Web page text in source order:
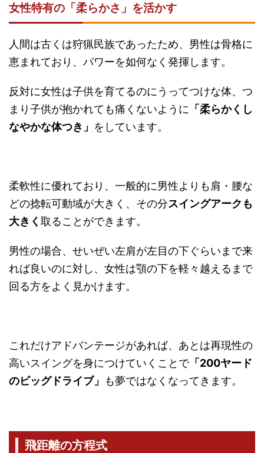
女性特有の「柔らかさ」を活かす
人間は古くは狩猟民族であったため、男性は骨格に
恵まれており、パワーを如何なく発揮します。
反対に女性は子供を育てるのにうってつけな体、つ
まり子供が抱かれても痛くないように 「柔らかくし
なやかな体つき」 をしています。
柔軟性に優れており、一般的に男性よりも肩・腰な
どの捻転可動域が大きく、その分スイングアークも
大きく 取ることができます。
男性の場合、せいぜい左肩が左目の下ぐらいまで来
れば良いのに対し、女性は顎の下を軽々越えるまで
回る方をよく見かけます。
これだけアドバンテージがあれば、あとは再現性の
高いスイングを身につけていくことで「200ヤード
のビッグドライブ」
も夢ではなくなってきます。
飛距離の方程式